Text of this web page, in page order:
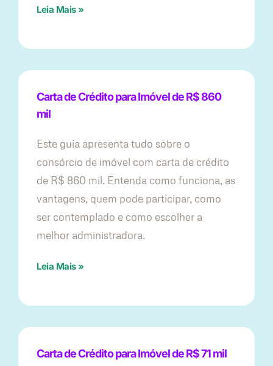
Leia Mais »
Carta de Crédito para Imóvel de R$ 860
mil
Este guia apresenta tudo sobre o
consórcio de imóvel com carta de crédito
de R$ 860 mil. Entenda como funciona, as
vantagens, quem pode participar, como
ser contemplado e como escolher a
melhor administradora.
Leia Mais »
Carta de Crédito para Imóvel de R$ 71 mil